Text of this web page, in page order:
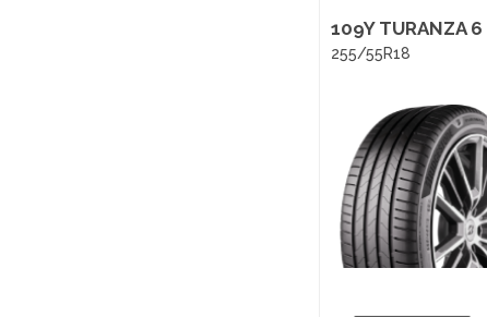
109Y TURANZA 6
255/55R18